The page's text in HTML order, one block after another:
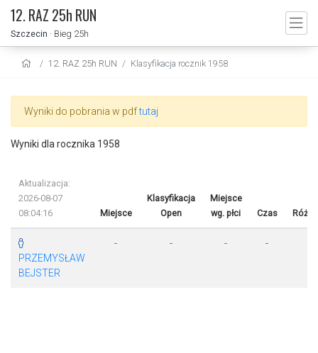
12. RAZ 25h RUN
Szczecin · Bieg 25h
12. RAZ 25h RUN Klasyfikacja rocznik 1958
Wyniki do pobrania w pdftutaj
Wyniki dla rocznika 1958
Aktualizacja:
2026-08-07
08:04:16
Miejsce
Klasyfikacja
Open
Miejsce
wg. płci
Czas
PRZEMYSŁAW
BEJSTER
- - - -